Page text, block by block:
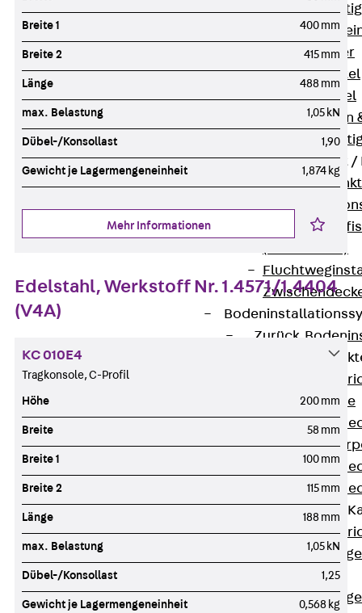
Dübel & Anker
Abhängemittel
Schraubmittel
Ankermuttern
Funktionserhalt
Zurück
Zurück
Kanalsysteme
Estrichbündige
Zurück
Breite 1 400 mm
Breite 2 415 mm
Länge 488 mm
max. Belastung 1,05 kN
Dübel-/Konsollast 1,90
Gewicht je Lagermengeneinheit 1,874 kg
Mehr Informationen
Edelstahl, Werkstoff Nr. 1.4571/1.4404
(V4A)
KC 010E4
Tragkonsole, C-Profil
Höhe 200 mm
Breite 58 mm
Breite 1 100 mm
Breite 2 115 mm
Länge 188 mm
max. Belastung 1,05 kN
Dübel-/Konsollast 1,25
Gewicht je Lagermengeneinheit 0,568 kg